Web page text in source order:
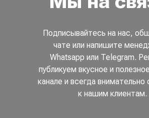
Подписывайтесь на нас,
чате или напишите
Whatsapp или Telegram.
публикуем вкусное и
канале и всегда внимательно
к нашим клиентам.